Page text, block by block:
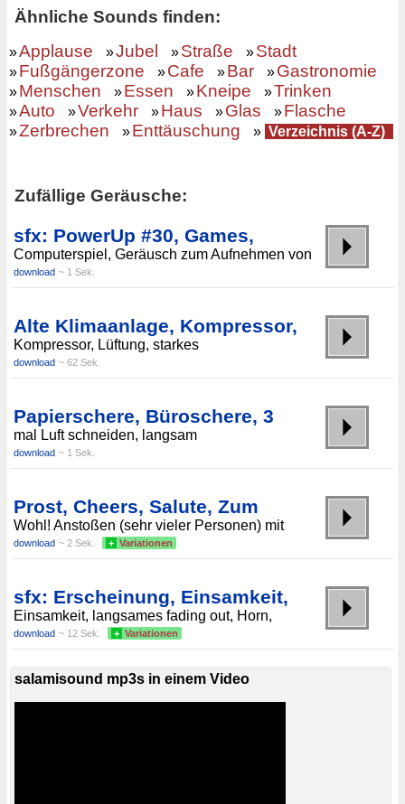
Ähnliche Sounds finden:
»Applause »Jubel »Straße »Stadt
»Fußgängerzone »Cafe »Bar »Gastronomie
»Menschen »Essen »Kneipe »Trinken
»Auto »Verkehr »Haus »Glas »Flasche
»Zerbrechen »Enttäuschung » Verzeichnis (A-Z)
Zufällige Geräusche:
sfx: PowerUp #30, Games,
Computerspiel, Geräusch zum Aufnehmen von
download ~ 1 Sek.
Alte Klimaanlage, Kompressor,
Kompressor, Lüftung, starkes
download ~ 62 Sek.
Papierschere, Büroschere, 3
mal Luft schneiden, langsam
download ~ 1 Sek.
Prost, Cheers, Salute, Zum
Wohl! Anstoßen (sehr vieler Personen) mit
download ~ 2 Sek. + Variationen
sfx: Erscheinung, Einsamkeit,
Einsamkeit, langsames fading out, Horn,
download ~ 12 Sek. + Variationen
salamisound mp3s in einem Video